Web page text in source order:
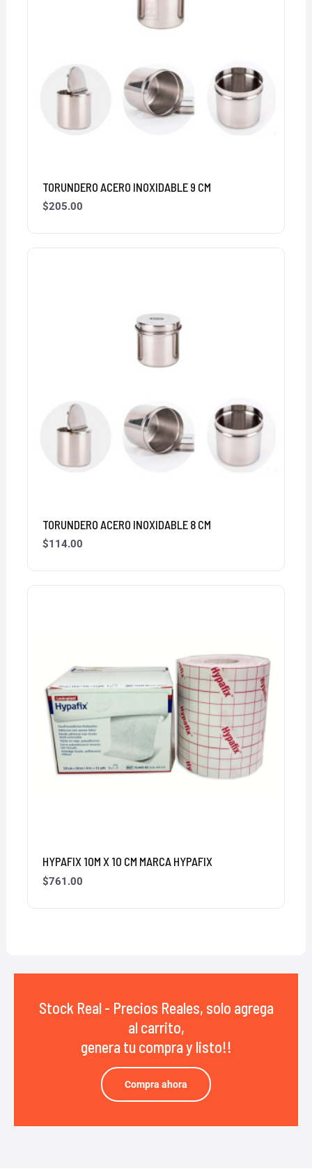
TORUNDERO ACERO INOXIDABLE 9 CM
$205.00
TORUNDERO ACERO INOXIDABLE 8 CM
$114.00
HYPAFIX 10M X 10 CM MARCA HYPAFIX
$761.00
Stock Real - Precios Reales, solo agrega
al carrito,
genera tu compra y listo!!
Compra ahora